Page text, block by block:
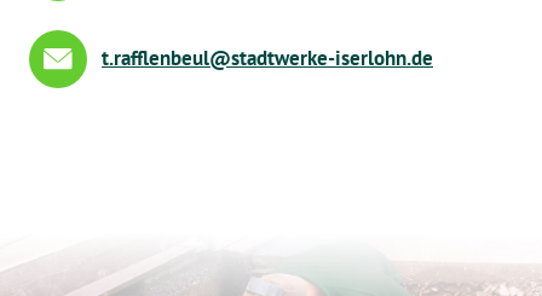
t r ffl nb l st dtw rk - s rl hnd